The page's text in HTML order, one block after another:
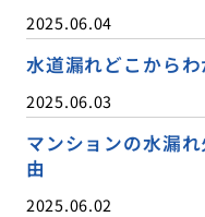
2025.06.04
水道漏れどこからわ
2025.06.03
マンションの水漏
由
2025.06.02